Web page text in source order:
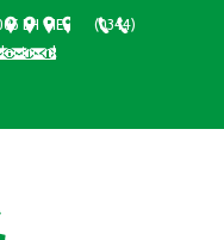
EH TIEL
(0344)